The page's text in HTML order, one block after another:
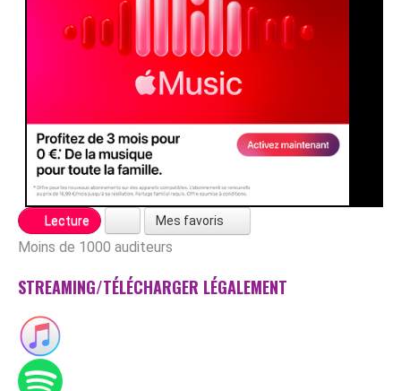
Lecture Mes favoris
Moins de 1000 auditeurs
STREAMING/TÉLÉCHARGER LÉGALEMENT